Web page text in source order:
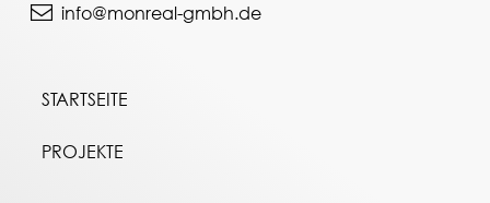
info@monreal-gmbh.de
STARTSEITE
PROJEKTE